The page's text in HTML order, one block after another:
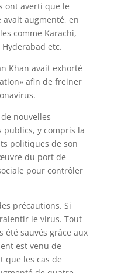
ont averti que le
augmenté, en
comme Karachi,
etc.
Khan avait exhorté
afin de freiner
nouvelles
publics, y compris la
politiques de son
du port de
pour contrôler
précautions. Si
le virus. Tout
été sauvés grâce aux
est venu de
que les cas de